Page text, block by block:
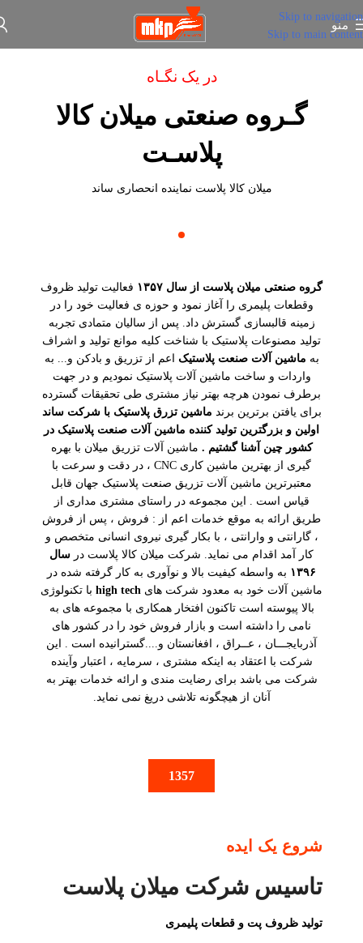
Skip to navigation
Skip to main content
منو
در یک نگـاه
گـروه صنعتی میلان کالا
پلاسـت
میلان کالا پلاست نماینده انحصاری ساند
گروه صنعتی میلان پلاست از سال ۱۳۵۷
فعالیت تولید ظروف
وقطعات پلیمری را آغاز نمود و حوزه ی فعالیت خود را در
زمینه قالبسازی گسترش داد. پس از سالیان متمادی تجربه
تولید مصنوعات پلاستیک با شناخت کلیه موانع تولید و اشراف
به ماشین آلات صنعت پلاستیک اعم از تزریق و بادکن و... به
واردات و ساخت ماشین آلات پلاستیک نمودیم و در جهت
برطرف نمودن هرچه بهتر نیاز مشتری طی تحقیقات گسترده
برای یافتن برترین برند ماشین تزرق پلاستیک با شرکت ساند
اولین و بزرگترین تولید کننده ماشین آلات صنعت پلاستیک در
کشور چین آشنا گشتیم . ماشین آلات تزریق میلان با بهره
گیری از بهترین ماشین کاری CNC ، در دقت و سرعت با
معتبرترین ماشین آلات تزریق صنعت پلاستیک جهان قابل
قیاس است . این مجموعه در راستای مشتری مداری از
طریق ارائه به موقع خدمات اعم از : فروش ، پس از فروش
، گارانتی و وارانتی ، با بکار گیری نیروی انسانی متخصص و
کار آمد اقدام می نماید. شرکت میلان کالا پلاست در سال
۱۳۹۶ به واسطه کیفیت بالا و نوآوری به کار گرفته شده در
ماشین آلات خود به معدود شرکت های high tech با تکنولوژی
بالا پیوسته است تاکنون افتخار همکاری با مجموعه های به
نامی را داشته است و بازار فروش خود را در کشور های
آذربایجـــان ، عــراق ، افغانستان و....گسترانیده است . این
شرکت با اعتقاد به اینکه مشتری ، سرمایه ، اعتبار وآینده
شرکت می باشد برای رضایت مندی و ارائه خدمات بهتر به
آنان از هیچگونه تلاشی دریغ نمی نماید.
1357
شروع یک ایده
تاسیس شرکت میلان پلاست
تولید ظروف پت و قطعات پلیمری